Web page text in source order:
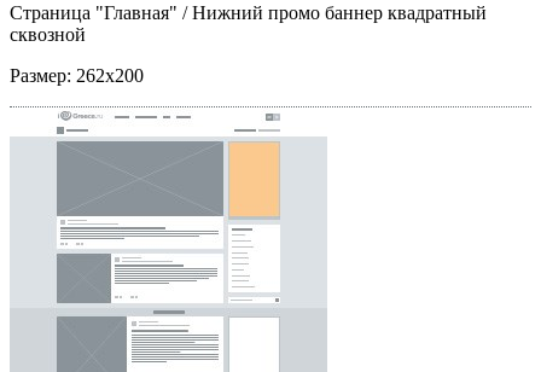
Страница "Главная" / Нижний промо баннер квадратный
сквозной
Размер: 262x200